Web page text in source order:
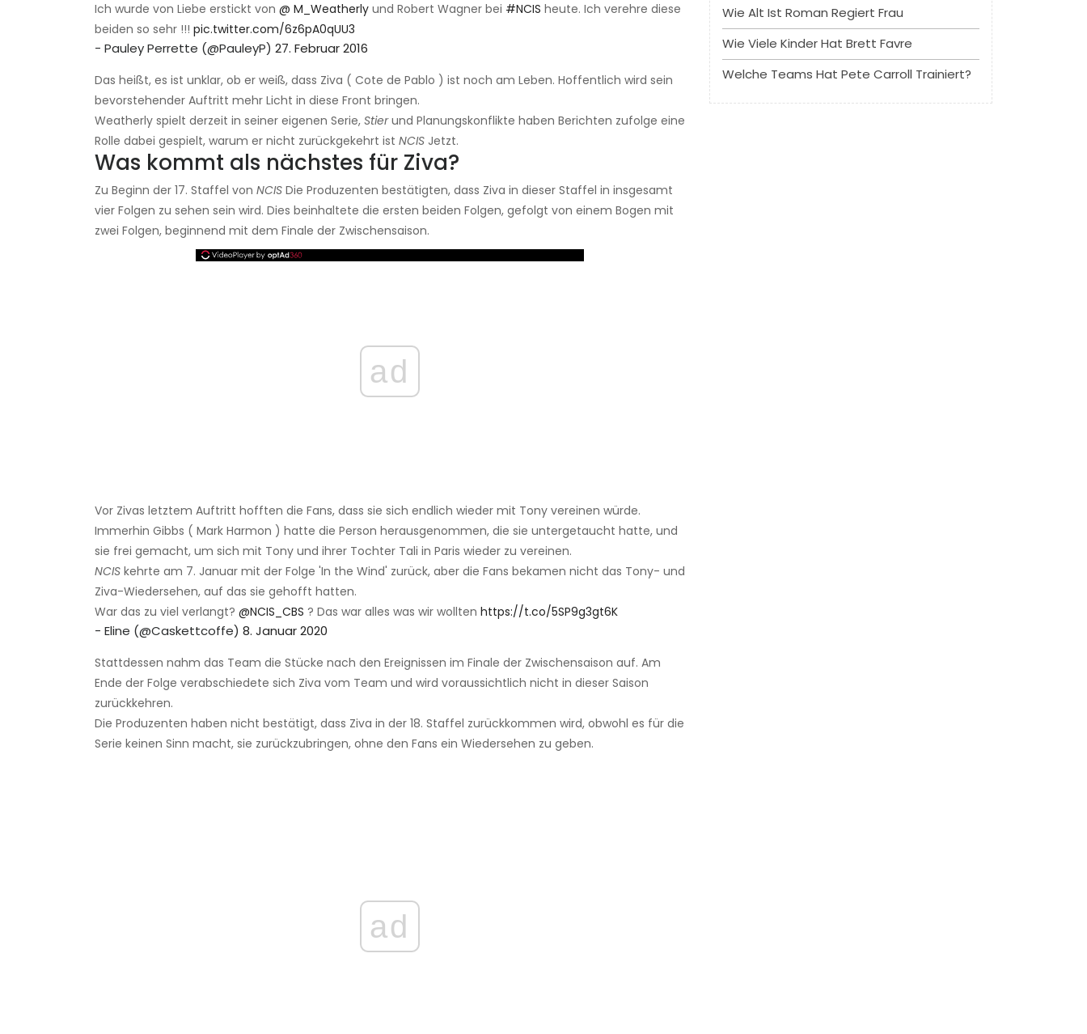
Ich wurde von Liebe erstickt von @ M_Weatherly und Robert Wagner bei #NCIS heute. Ich verehre diese
beiden so sehr !!! pic.twitter.com/6z6pA0qUU3
- Pauley Perrette (@PauleyP) 27. Februar 2016
Das heißt, es ist unklar, ob er weiß, dass Ziva ( Cote de Pablo ) ist noch am Leben. Hoffentlich wird sein
bevorstehender Auftritt mehr Licht in diese Front bringen.
Weatherly spielt derzeit in seiner eigenen Serie, Stierund Planungskonflikte haben Berichten zufolge eine
Rolle dabei gespielt, warum er nicht zurückgekehrt ist NCIS Jetzt.
Was kommt als nächstes für Ziva?
Zu Beginn der 17. Staffel von NCIS Die Produzenten bestätigten, dass Ziva in dieser Staffel in insgesamt
vier Folgen zu sehen sein wird. Dies beinhaltete die ersten beiden Folgen, gefolgt von einem Bogen mit
zwei Folgen, beginnend mit dem Finale der Zwischensaison.
ad
Vor Zivas letztem Auftritt hofften die Fans, dass sie sich endlich wieder mit Tony vereinen würde.
Immerhin Gibbs ( Mark Harmon ) hatte die Person herausgenommen, die sie untergetaucht hatte, und
sie frei gemacht, um sich mit Tony und ihrer Tochter Tali in Paris wieder zu vereinen.
NCIS kehrte am 7. Januar mit der Folge 'In the Wind' zurück, aber die Fans bekamen nicht das Tony- und
Ziva-Wiedersehen, auf das sie gehofft hatten.
War das zu viel verlangt? @NCIS_CBS ? Das war alles was wir wollten https://t.co/5SP9g3gt6K
- Eline (@Caskettcoffe) 8. Januar 2020
Stattdessen nahm das Team die Stücke nach den Ereignissen im Finale der Zwischensaison auf. Am
Ende der Folge verabschiedete sich Ziva vom Team und wird voraussichtlich nicht in dieser Saison
zurückkehren.
Die Produzenten haben nicht bestätigt, dass Ziva in der 18. Staffel zurückkommen wird, obwohl es für die
Serie keinen Sinn macht, sie zurückzubringen, ohne den Fans ein Wiedersehen zu geben.
ad
Wie Alt Ist Roman Regiert Frau
Wie Viele Kinder Hat Brett Favre
Welche Teams Hat Pete Carroll Trainiert?